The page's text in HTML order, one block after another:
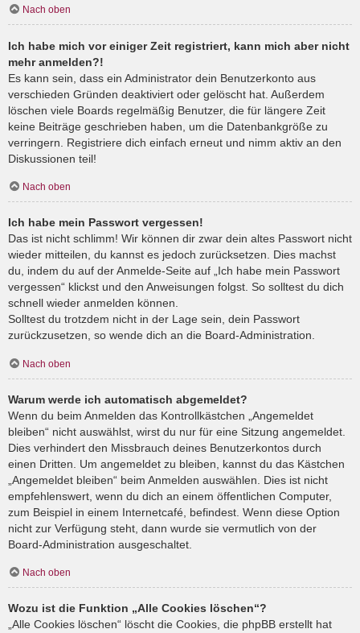
Nach oben
Ich habe mich vor einiger Zeit registriert, kann mich aber nicht
mehr anmelden?!
Es kann sein, dass ein Administrator dein Benutzerkonto aus
verschieden Gründen deaktiviert oder gelöscht hat. Außerdem
löschen viele Boards regelmäßig Benutzer, die für längere Zeit
keine Beiträge geschrieben haben, um die Datenbankgröße zu
verringern. Registriere dich einfach erneut und nimm aktiv an den
Diskussionen teil!
Nach oben
Ich habe mein Passwort vergessen!
Das ist nicht schlimm! Wir können dir zwar dein altes Passwort nicht
wieder mitteilen, du kannst es jedoch zurücksetzen. Dies machst
du, indem du auf der Anmelde-Seite auf „Ich habe mein Passwort
vergessen“ klickst und den Anweisungen folgst. So solltest du dich
schnell wieder anmelden können.
Solltest du trotzdem nicht in der Lage sein, dein Passwort
zurückzusetzen, so wende dich an die Board-Administration.
Nach oben
Warum werde ich automatisch abgemeldet?
Wenn du beim Anmelden das Kontrollkästchen „Angemeldet
bleiben“ nicht auswählst, wirst du nur für eine Sitzung angemeldet.
Dies verhindert den Missbrauch deines Benutzerkontos durch
einen Dritten. Um angemeldet zu bleiben, kannst du das Kästchen
„Angemeldet bleiben“ beim Anmelden auswählen. Dies ist nicht
empfehlenswert, wenn du dich an einem öffentlichen Computer,
zum Beispiel in einem Internetcafé, befindest. Wenn diese Option
nicht zur Verfügung steht, dann wurde sie vermutlich von der
Board-Administration ausgeschaltet.
Nach oben
Wozu ist die Funktion „Alle Cookies löschen“?
„Alle Cookies löschen“ löscht die Cookies, die phpBB erstellt hat